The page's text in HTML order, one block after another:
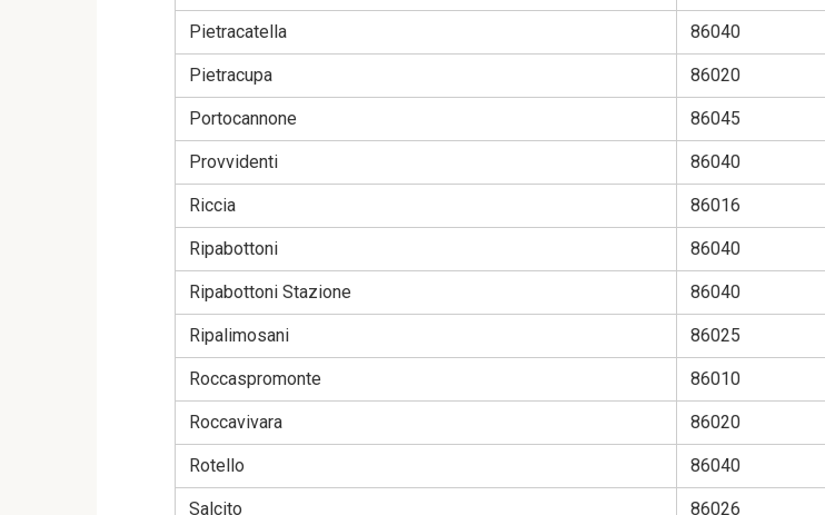
Pietracatella 86040
Pietracupa 86020
Portocannone 86045
Provvidenti 86040
Riccia 86016
Ripabottoni 86040
Ripabottoni Stazione 86040
Ripalimosani 86025
Roccaspromonte 86010
Roccavivara 86020
Rotello 86040
Salcito 86026